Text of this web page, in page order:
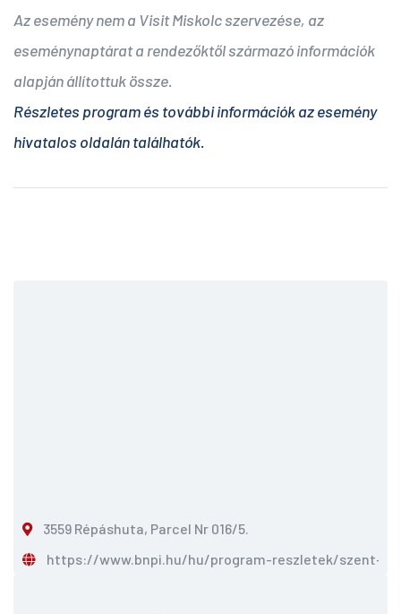
Az esemény nem a Visit Miskolc szervezése, az
eseménynaptárat a rendezőktől származó információk
alapján állítottuk össze.
Részletes program és további információk az esemény
hivatalos oldalán találhatók.
3559 Répáshuta, Parcel Nr 016/5.
https://www.bnpi.hu/hu/program-reszletek/szent-ivan-